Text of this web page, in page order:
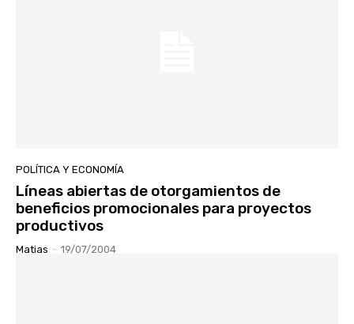
POLÍTICA Y ECONOMÍA
Líneas abiertas de otorgamientos de
beneficios promocionales para proyectos
productivos
Matias - 19/07/2004